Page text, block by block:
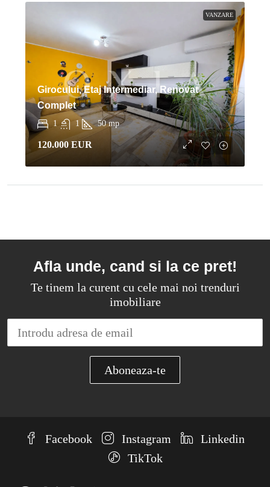
VANZARE
Girocului, Etaj Intermediar, Renovat
Complet
1 1 50 mp
120.000 EUR
Afla unde, cand si la ce pret!
Te tinem la curent cu cele mai noi trenduri
imobiliare
Facebook Instagram
Linkedin
TikTok